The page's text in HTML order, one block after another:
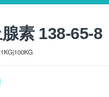
素 138-65-8